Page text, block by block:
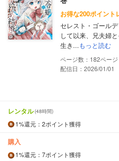
お得な200ポイント
セレスト・ゴール
して以来、兄夫婦
生き...もっと読む
182
配信日：2026/01/01
レンタル(48時間)
1%還元 ：2ポイント獲得
購入
1%還元 ：7ポイント獲得